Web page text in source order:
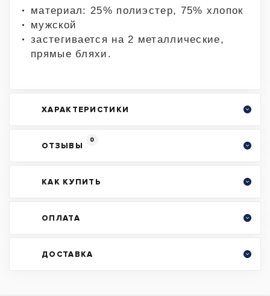
материал: 25% полиэстер, 75% хлопок
мужской
застегивается на 2 металлические,
прямые бляхи.
ХАРАКТЕРИСТИКИ
ОТЗЫВЫ
0
КАК КУПИТЬ
ОПЛАТА
ДОСТАВКА